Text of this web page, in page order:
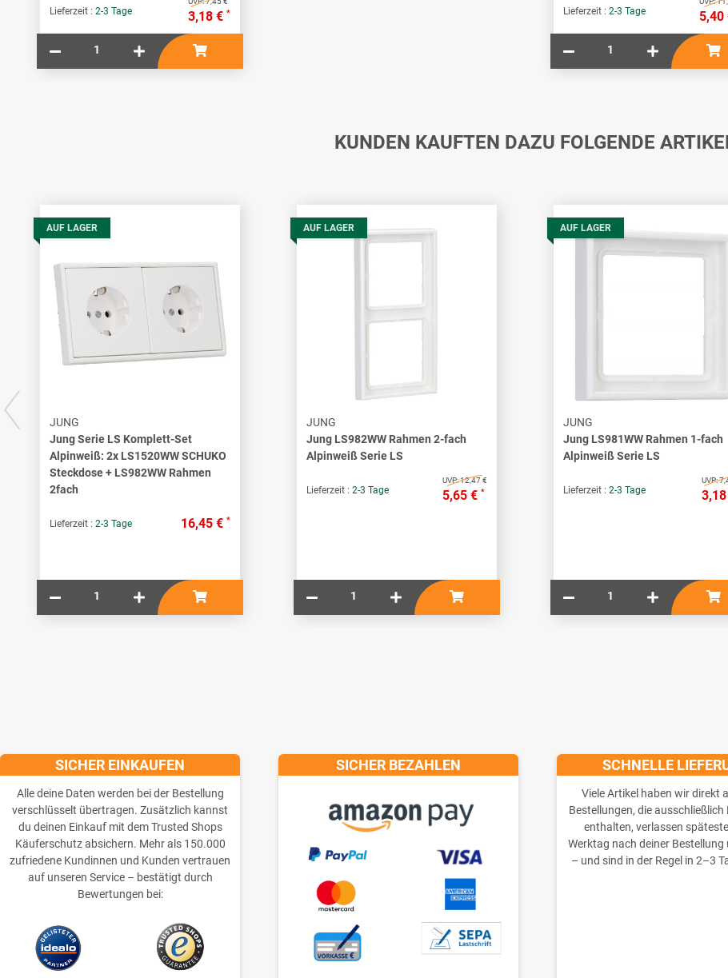
Lieferzeit : 2-3 Tage 3,18 € * Lieferzeit : 2-3 Tage 5,40
KUNDEN KAUFTEN DAZU FOLGENDE
AUF LAGER
JUNG
Jung Serie LS Komplett-Set
Alpinweiß: 2x LS1520WW SCHUKO
Steckdose + LS982WW Rahmen
2fach
Lieferzeit : 2-3 Tage 16,45 € *
AUF LAGER
JUNG
Jung LS982WW Rahmen 2-fach
Alpinweiß Serie LS
Lieferzeit : 2-3 Tage
UVP:12,47 €
5,65 € *
AUF LAGER
JUNG
Jung LS981WW Rahmen 1-fach
Alpinweiß Serie LS
Lieferzeit : 2-3 Tage
UVP:
SICHER EINKAUFEN
Alle deine Daten werden bei der Bestellung
verschlüsselt übertragen. Zusätzlich kannst
du deinen Einkauf mit dem Trusted Shops
Käuferschutz absichern. Mehr als 150.000
zufriedene Kundinnen und Kunden vertrauen
auf unseren Service – bestätigt durch
Bewertungen bei:
SICHER BEZAHLEN SCHNELLE
Viele Artikel haben wir direkt
Bestellungen, die ausschließlich
enthalten, verlassen
Werktag nach deiner Bestellung
– und sind in der Regel in 2–3